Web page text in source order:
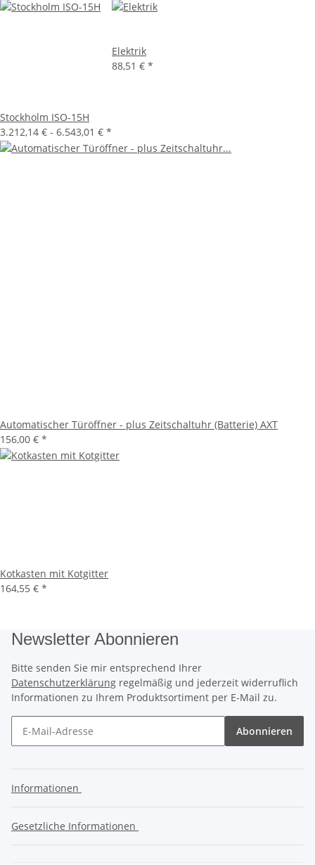
Stockholm ISO-15H
3.212,14 € - 6.543,01 € *
Elektrik
88,51 € *
Automatischer Türöffner - plus Zeitschaltuhr (Batterie) AXT
156,00 € *
Kotkasten mit Kotgitter
164,55 € *
Newsletter Abonnieren
Bitte senden Sie mir entsprechend Ihrer
Datenschutzerklärung regelmäßig und jederzeit widerruflich
Informationen zu Ihrem Produktsortiment per E-Mail zu.
Abonnieren
Informationen
Gesetzliche Informationen